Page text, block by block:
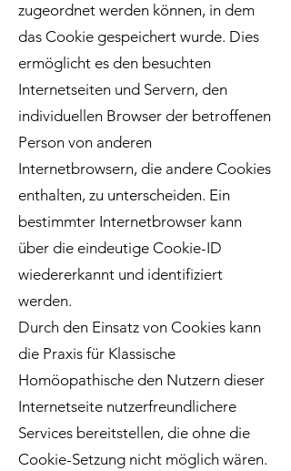
zugeordnet werden können, in dem
das Cookie gespeichert wurde. Dies
ermöglicht es den besuchten
Internetseiten und Servern, den
individuellen Browser der betroffenen
Person von anderen
Internetbrowsern, die andere Cookies
enthalten, zu unterscheiden. Ein
bestimmter Internetbrowser kann
über die eindeutige Cookie-ID
wiedererkannt und identifiziert
werden.
Durch den Einsatz von Cookies kann
die Praxis für Klassische
Homöopathische den Nutzern dieser
Internetseite nutzerfreundlichere
Services bereitstellen, die ohne die
Cookie-Setzung nicht möglich wären.